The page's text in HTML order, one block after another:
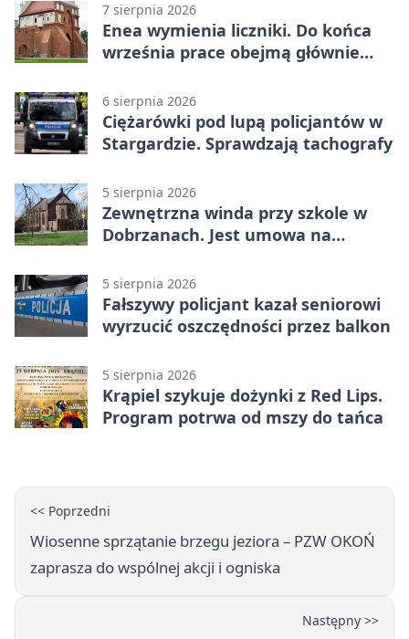
7 sierpnia 2026
Enea wymienia liczniki. Do końca
września prace obejmą głównie
6 sierpnia 2026
Ciężarówki pod lupą policjantów w
Stargardzie. Sprawdzają tachografy
5 sierpnia 2026
Zewnętrzna winda przy szkole w
Dobrzanach. Jest umowa na
5 sierpnia 2026
Fałszywy policjant kazał seniorowi
wyrzucić oszczędności przez balkon
5 sierpnia 2026
Krąpiel szykuje dożynki z Red Lips.
Program potrwa od mszy do tańca
<< Poprzedni
Wiosenne sprzątanie brzegu jeziora – PZW OKOŃ
zaprasza do wspólnej akcji i ogniska
Następny >>